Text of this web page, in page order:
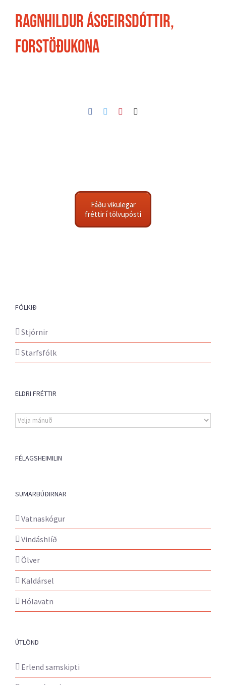
Ragnhildur Ásgeirsdóttir,
forstöðukona
Facebook
TwitterPinterest
Fáðu vikulegar
fréttir í tölvupósti
FÓLKIÐ
Stjórnir
Starfsfólk
ELDRI FRÉTTIR
Eldri
fréttir
FÉLAGSHEIMILIN
SUMARBÚÐIRNAR
Vatnaskógur
Vindáshlíð
Ölver
Kaldársel
Hólavatn
ÚTLÖND
Erlend samskipti